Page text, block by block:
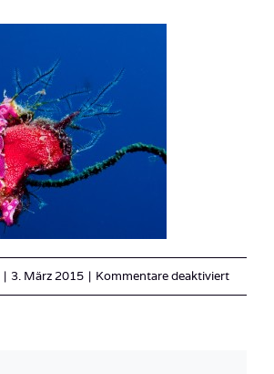
| 3. März 2015 | Kommentare deaktiviertfür